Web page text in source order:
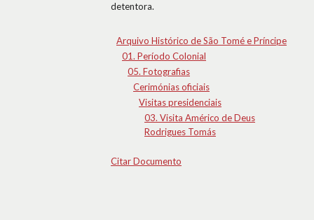
detentora.
Arquivo Histórico de São Tomé e Príncipe
01. Período Colonial
05. Fotografias
Cerimónias oficiais
Visitas presidenciais
03. Visita Américo de Deus
Rodrigues Tomás
Citar Documento